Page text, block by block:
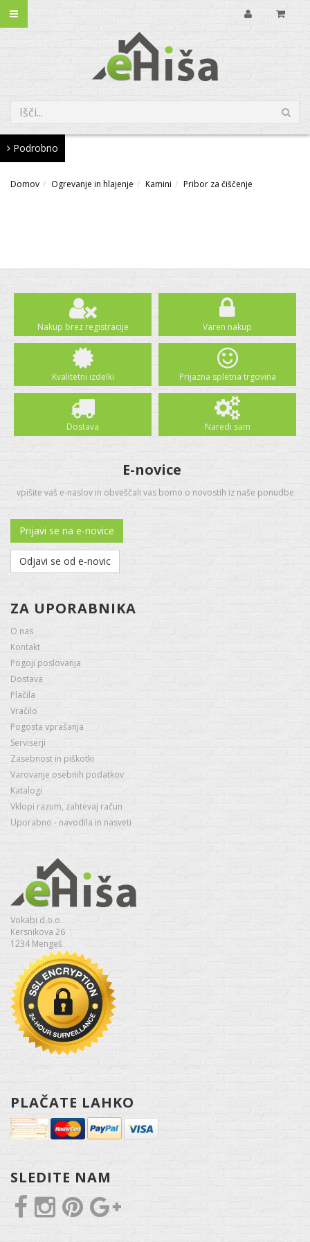
Podrobno
Domov Ogrevanje in hlajenje Kamini Pribor za čiščenje
Nakup brez registracije Varen nakup
Kvalitetni izdelki Prijazna spletna trgovina
Dostava Naredi sam
E-novice
vpišite vaš e-naslov in obveščali vas bomo o novostih iz naše ponudbe
Prijavi se na e-novice
Odjavi se od e-novic
ZA UPORABNIKA
O nas
Kontakt
Pogoji poslovanja
Dostava
Plačila
Vračilo
Pogosta vprašanja
Serviserji
Zasebnost in piškotki
Varovanje osebnih podatkov
Katalogi
Vklopi razum, zahtevaj račun
Uporabno - navodila in nasveti
Vokabi d.o.o.
Kersnikova 26
1234 Mengeš
PLAČATE LAHKO
SLEDITE NAM